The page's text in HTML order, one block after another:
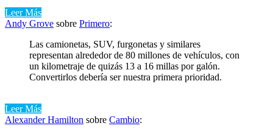
Leer Más
Andy Grove sobre Primero:
Las camionetas, SUV, furgonetas y similares
representan alrededor de 80 millones de vehículos, con
un kilometraje de quizás 13 a 16 millas por galón.
Convertirlos debería ser nuestra primera prioridad.
Leer Más
Alexander Hamilton sobre Cambio: